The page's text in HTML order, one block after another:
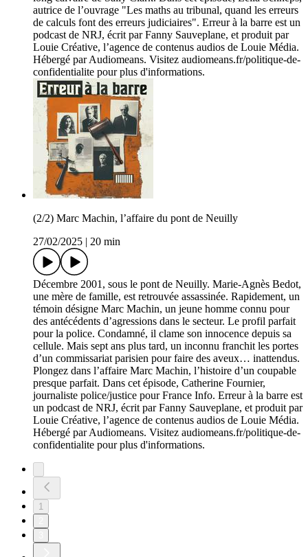
autrice de l’ouvrage "Les maths au tribunal, quand les erreurs
de calculs font des erreurs judiciaires". Erreur à la barre est un
podcast de NRJ, écrit par Fanny Sauveplane, et produit par
Louie Créative, l’agence de contenus audios de Louie Média.
Hébergé par Audiomeans. Visitez audiomeans.fr/politique-de-
confidentialite pour plus d'informations.
(2/2) Marc Machin, l’affaire du pont de Neuilly
27/02/2025
20 min
Décembre 2001, sous le pont de Neuilly. Marie-Agnès Bedot,
une mère de famille, est retrouvée assassinée. Rapidement, un
témoin désigne Marc Machin, un jeune homme connu pour
des antécédents d’agressions dans le secteur. Le profil parfait
pour la police. Condamné, il clame son innocence depuis sa
cellule. Mais sept ans plus tard, un inconnu franchit les portes
d’un commissariat parisien pour faire des aveux… inattendus.
Plongez dans l’affaire Marc Machin, l’histoire d’un coupable
presque parfait. Dans cet épisode, Catherine Fournier,
journaliste police/justice pour France Info. Erreur à la barre est
un podcast de NRJ, écrit par Fanny Sauveplane, et produit par
Louie Créative, l’agence de contenus audios de Louie Média.
Hébergé par Audiomeans. Visitez audiomeans.fr/politique-de-
confidentialite pour plus d'informations.
1